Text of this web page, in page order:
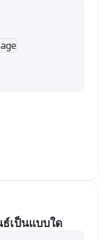
เป็นแบบใด